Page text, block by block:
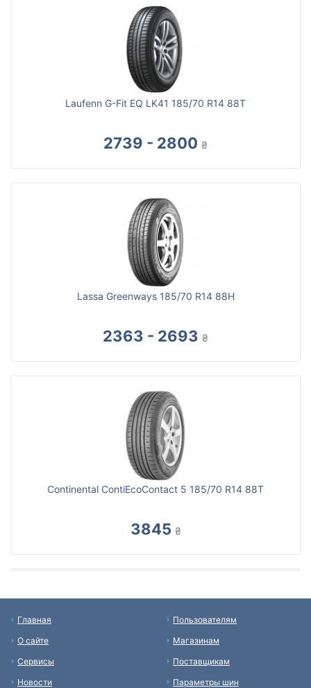
Laufenn G-Fit EQ LK41 185/70 R14 88T
2739 - 2800 ₴
Lassa Greenways 185/70 R14 88H
2363 - 2693 ₴
Continental ContiEcoContact 5 185/70 R14 88T
3845 ₴
Главная
О сайте
Сервисы
Новости
Пользователям
Магазинам
Поставщикам
Параметры шин